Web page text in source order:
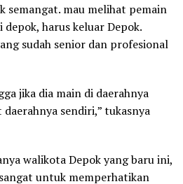
semangat. mau melihat pemain
harus keluar Depok.
sudah senior dan profesional
jika dia main di daerahnya
sendiri,” tukasnya
walikota Depok yang baru ini,
untuk memperhatikan